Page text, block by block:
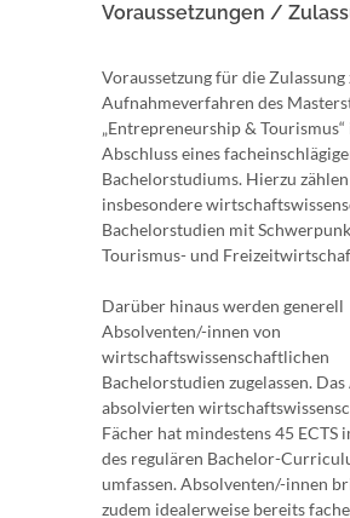
Voraussetzungen /
Voraussetzung für die Zulassung
Aufnahmeverfahren des
„Entrepreneurship &
Abschluss eines
Bachelorstudiums. Hierzu zählen
insbesondere
Bachelorstudien mit
Tourismus- und
Darüber hinaus werden generell
Absolventen/-innen von
wirtschaftswissenschaftlichen
Bachelorstudien zugelassen.
absolvierten
Fächer hat mindestens 45 ECTS
des regulären Bachelor-
umfassen. Absolventen/-innen
zudem idealerweise bereits